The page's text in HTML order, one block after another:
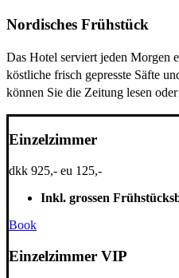
Nordisches Frühstück
Das Hotel serviert jeden Morgen
köstliche frisch gepresste Säfte
können Sie die Zeitung lesen
Einzelzimmer
dkk 925,- eu 125,-
Inkl. grossen
Book
Einzelzimmer VIP